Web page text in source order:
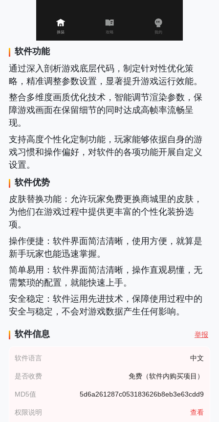
软件功能
通过深入剖析游戏底层代码，制定针对性优化策
略，精准调整参数设置，显著提升游戏运行效能。
整合多维度画质优化技术，智能调节渲染参数，保
障游戏画面在保留细节的同时达成高帧率流畅呈
现。
支持高度个性化定制功能，玩家能够依据自身的游
戏习惯和操作偏好，对软件的各项功能开展自定义
设置。
软件优势
皮肤替换功能：允许玩家免费更换商城里的皮肤，
为他们在游戏过程中提供更丰富的个性化装扮选
项。
操作便捷 ：软件界面简洁清晰，使用方便，就算是
新手玩家也能迅速掌握。
简单易用 ：软件界面简洁清晰，操作直观易懂，无
需繁琐的配置，就能快速上手。
安全稳定 ：软件运用先进技术，保障使用过程中的
安全与稳定，不会对游戏数据产生任何影响。
软件信息 举报
软件语言 中文
是否收费 免费（软件内购买项目）
MD5值 5d6a261287c053183626b8eb3e63cdd9
权限说明 查看